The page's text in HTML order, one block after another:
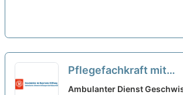
Pflegefachkraft mit
Dienstplangarantie für
Ambulanter Dienst